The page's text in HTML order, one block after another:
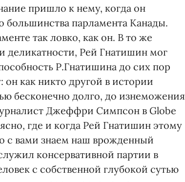
пришло к нему, когда он
большинства парламента Канады.
так ловко, как он. В то же
деликатности, Рей Гнатишин мог
Р.Гнатишина до сих пор
как никто другой в истории
бесконечно долго, до изнеможения
Джеффри Симпсон в Globe
где и когда Рей Гнатишин этому
с вами знаем наш врожденный
консервативной партии в
с собственной глубокой сутью